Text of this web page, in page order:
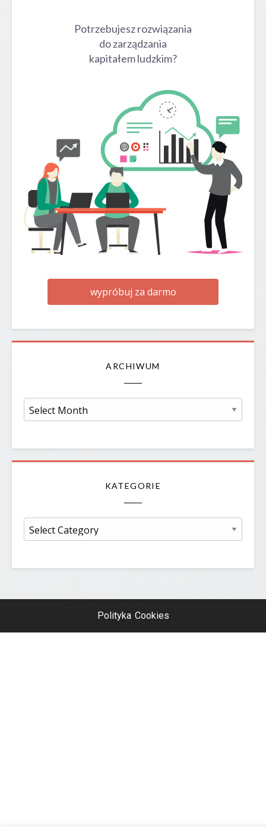
Potrzebujesz rozwiązania
do zarządzania
kapitałem ludzkim?
wypróbuj za darmo
ARCHIWUM
Archiwum
KATEGORIE
Kategorie
Polityka Cookies